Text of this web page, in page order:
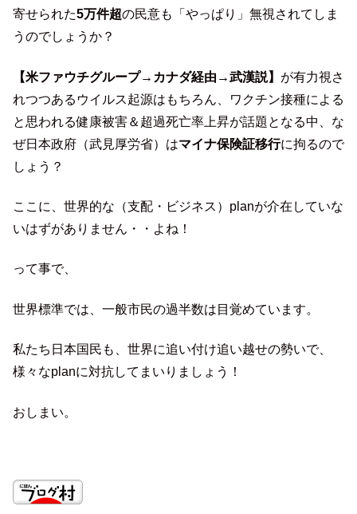
寄せられた5万件超の民意も「やっぱり」無視されてしま
うのでしょうか？
【米ファウチグループ→カナダ経由→武漢説】 が有力視さ
れつつあるウイルス起源はもちろん、ワクチン接種による
と思われる健康被害＆超過死亡率上昇が話題となる中、な
ぜ日本政府（武見厚労省）はマイナ保険証移行に拘るので
しょう？
ここに、世界的な（支配・ビジネス）planが介在していな
いはずがありません・・よね！
って事で、
世界標準では、一般市民の過半数は目覚めています。
私たち日本国民も、世界に追い付け追い越せの勢いで、
様々なplanに対抗してまいりましょう！
おしまい。